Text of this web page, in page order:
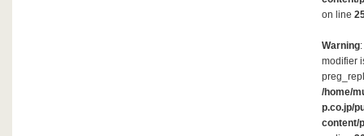
on line
Warning
modifier
/home/
p.co.jp/
content/